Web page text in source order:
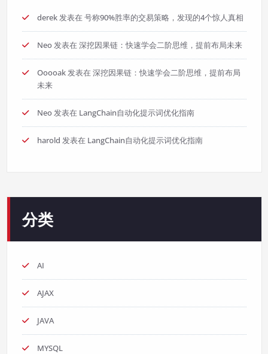
derek发表在 号称90%胜率的交易策略，发现的4个惊人真相
Neo发表在 深挖因果链：快速学会二阶思维，提前布局未来
Ooooak发表在 深挖因果链：快速学会二阶思维，提前布局
未来
Neo发表在 LangChain自动化提示词优化指南
harold 发表在 LangChain自动化提示词优化指南
分类
AI
AJAX
JAVA
MYSQL